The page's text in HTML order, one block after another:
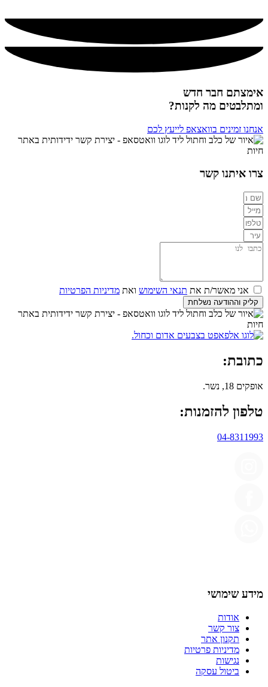
אימצתם חבר חדש
ומתלבטים מה לקנות?
אנחנו זמינים בוואצאפ לייעץ לכם
צרו איתנו קשר
אני מאשר/ת את תנאי השימוש ואת מדיניות הפרטיות
קליק וההודעה נשלחת
כתובת:
אופקים 18, נשר.
טלפון להזמנות:
04-8311993
מידע שימושי
אודות
צור קשר
תקנון אתר
מדיניות פרטיות
נגישות
ביטול עסקה